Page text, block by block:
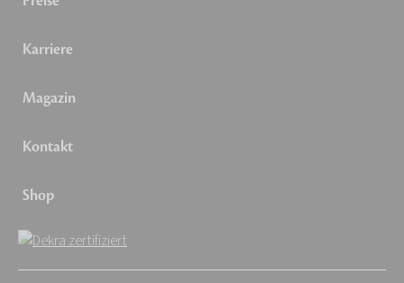
Karriere
Magazin
Kontakt
Shop